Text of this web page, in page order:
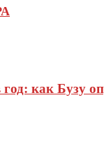
как Бузу